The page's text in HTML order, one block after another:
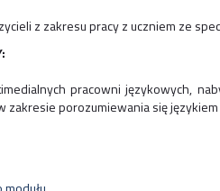
z zakresu pracy z uczniem ze
pracowni językowych,
zakresie porozumiewania się